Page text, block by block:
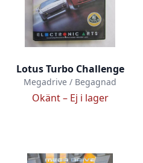
Lotus Turbo Challenge
Megadrive / Begagnad
Okänt – Ej i lager